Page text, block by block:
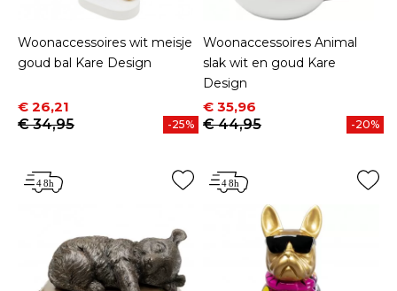
Woonaccessoires wit meisje
goud bal Kare Design
Prijs
€ 26,21
Normale prijs
€ 34,95
-25%
Woonaccessoires Animal
slak wit en goud Kare
Design
Prijs
€ 35,96
Normale prijs
€ 44,95
-20%